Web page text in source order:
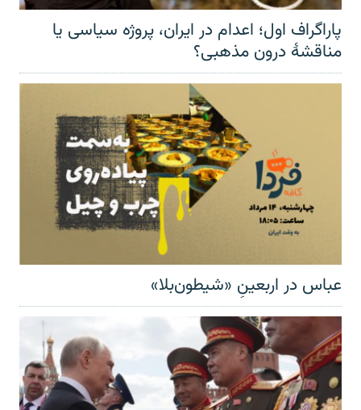
پاراگراف اول؛ اعدام در ایران، پروژه سیاسی یا
مناقشهٔ درون مذهبی؟
عباس در اربعینِ «شیطون‌بلا»